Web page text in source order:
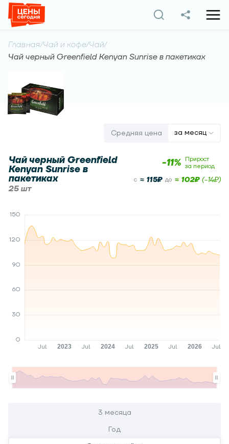
Главная/Чай и кофе/Чай/
Чай черный Greenfield Kenyan Sunrise в пакетиках
Средняя цена за месяц
Чай черный Greenfield
Kenyan Sunrise в
пакетиках
25 шт
-11% Прирост
за период
c ≈ 115₽ до ≈ 102₽ (-14₽)
3 месяца
Год